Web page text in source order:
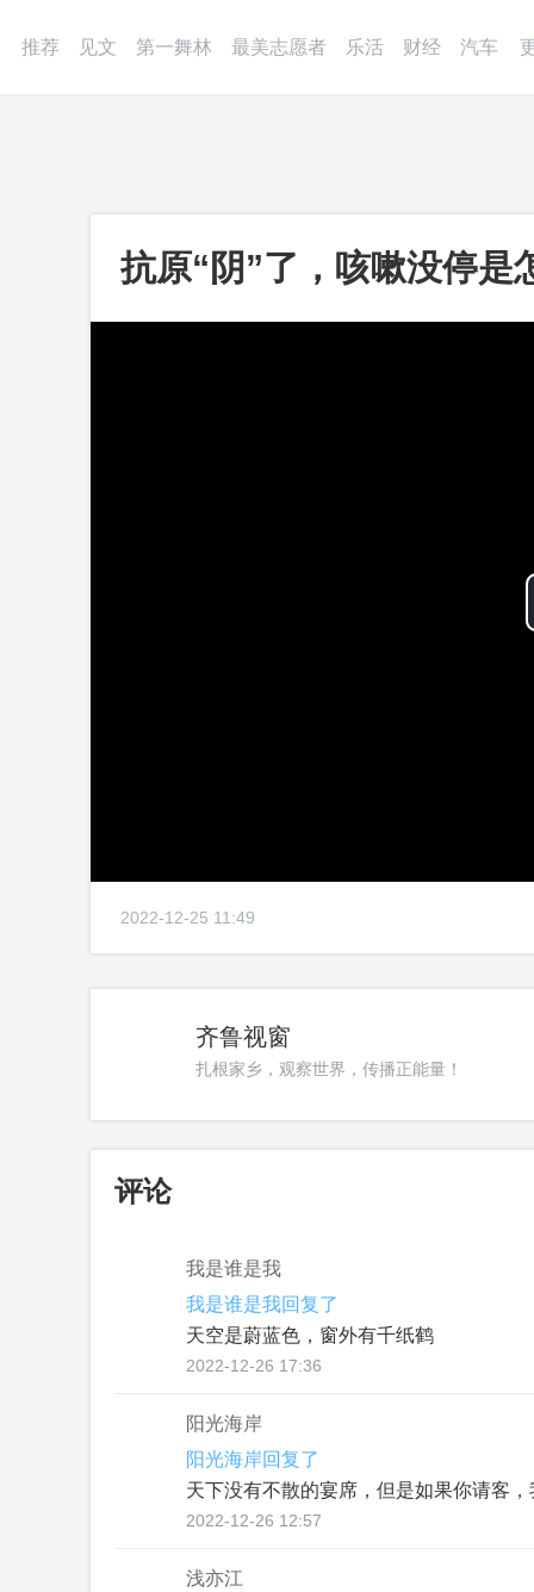
推荐 见文 第一舞林 最美志愿者 乐活 财经 汽车
抗原“阴”了，咳嗽没停是
2022-12-25 11:49
齐鲁视窗
扎根家乡，观察世界，传播正能量！
评论
我是谁是我
我是谁是我回复了
天空是蔚蓝色，窗外有千纸鹤
2022-12-26 17:36
阳光海岸
阳光海岸回复了
天下没有不散的宴席，但是如果你请客，
2022-12-26 12:57
浅亦江